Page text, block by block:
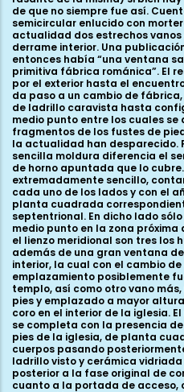
de que no siempre fue así.
semicircular enlucido con
actualidad dos estrechos
derrame interior. Una
entonces había “una ventana
primitiva fábrica románica”. El
por el exterior hasta el
da paso a un cambio de
de ladrillo caravista hasta
medio punto entre los cuales
fragmentos de los fustes de
la actualidad han desparecido.
sencilla moldura diferencia el
de horno apuntada que lo
extremadamente sencillo,
cada uno de los lados y con el
planta cuadrada
septentrional. En dicho lado
medio punto en la zona
el lienzo meridional son tres los
además de una gran ventana
interior, la cual con el cambio
emplazamiento posiblemente
templo, así como otro vano
pies y emplazado a mayor
coro en el interior de la iglesia.
se completa con la presencia
pies de la iglesia, de planta
cuerpos pasando
ladrillo visto y cerámica
posterior a la fase original de
cuanto a la portada de acceso,